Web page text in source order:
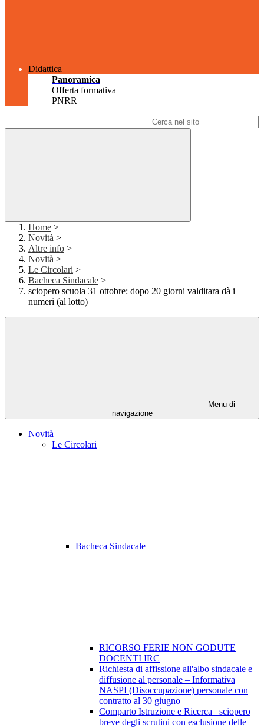
Didattica
Panoramica
Offerta formativa
PNRR
Home >
Novità >
Altre info >
Novità >
Le Circolari >
Bacheca Sindacale >
sciopero scuola 31 ottobre: dopo 20 giorni valditara dà i
numeri (al lotto)
Menu di
navigazione
Novità
Le Circolari
Bacheca Sindacale
RICORSO FERIE NON GODUTE
DOCENTI IRC
Richiesta di affissione all'albo sindacale e
diffusione al personale – Informativa
NASPI (Disoccupazione) personale con
contratto al 30 giugno
Comparto Istruzione e Ricerca_ sciopero
breve degli scrutini con esclusione delle